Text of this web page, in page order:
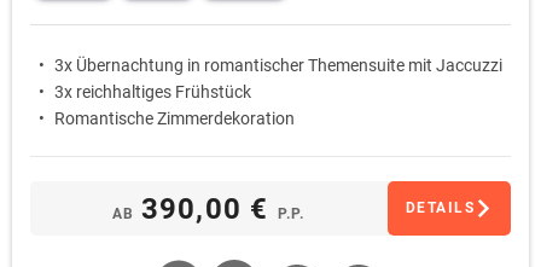
3x Übernachtung in romantischer Themensuite mit Jaccuzzi
3x reichhaltiges Frühstück
Romantische Zimmerdekoration
AB 390,00 € P.P. DETAILS